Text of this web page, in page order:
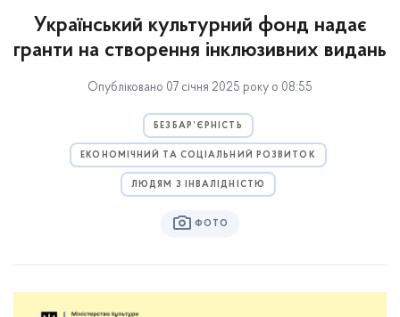
Український культурний фонд надає
гранти на створення інклюзивних видань
Опубліковано 07 січня 2025 року о 08:55
БЕЗБАР’ЄРНІСТЬ
ЕКОНОМІЧНИЙ ТА СОЦІАЛЬНИЙ РОЗВИТОК
ЛЮДЯМ З ІНВАЛІДНІСТЮ
ФОТО